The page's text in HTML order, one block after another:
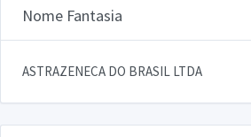
Nome Fantasia
ASTRAZENECA DO BRASIL LTDA